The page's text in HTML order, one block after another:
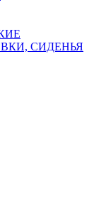
СИДЕНЬЯ